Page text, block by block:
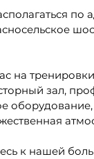
по
на
зал,
к нашей